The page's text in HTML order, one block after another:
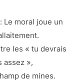
: Le moral joue un
les « tu devrais
assez »,
de mines.